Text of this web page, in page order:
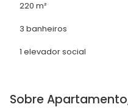
220 m²
3 banheiros
1 elevador social
Sobre